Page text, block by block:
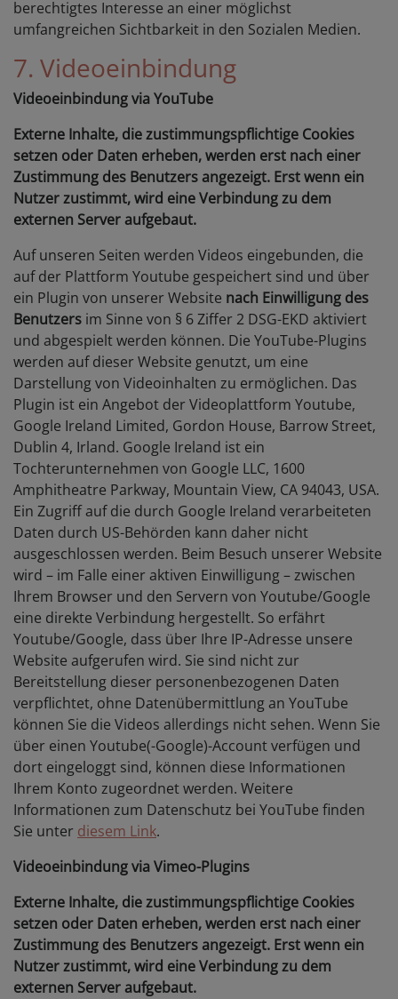
berechtigtes Interesse an einer möglichst
umfangreichen Sichtbarkeit in den Sozialen Medien.
7. Videoeinbindung
Videoeinbindung via YouTube
Externe Inhalte, die zustimmungspflichtige Cookies
setzen oder Daten erheben, werden erst nach einer
Zustimmung des Benutzers angezeigt. Erst wenn ein
Nutzer zustimmt, wird eine Verbindung zu dem
externen Server aufgebaut.
Auf unseren Seiten werden Videos eingebunden, die
auf der Plattform Youtube gespeichert sind und über
ein Plugin von unserer Website nach Einwilligung des
Benutzers im Sinne von § 6 Ziffer 2 DSG-EKD aktiviert
und abgespielt werden können. Die YouTube-Plugins
werden auf dieser Website genutzt, um eine
Darstellung von Videoinhalten zu ermöglichen. Das
Plugin ist ein Angebot der Videoplattform Youtube,
Google Ireland Limited, Gordon House, Barrow Street,
Dublin 4, Irland. Google Ireland ist ein
Tochterunternehmen von Google LLC, 1600
Amphitheatre Parkway, Mountain View, CA 94043, USA.
Ein Zugriff auf die durch Google Ireland verarbeiteten
Daten durch US-Behörden kann daher nicht
ausgeschlossen werden. Beim Besuch unserer Website
wird – im Falle einer aktiven Einwilligung – zwischen
Ihrem Browser und den Servern von Youtube/Google
eine direkte Verbindung hergestellt. So erfährt
Youtube/Google, dass über Ihre IP-Adresse unsere
Website aufgerufen wird. Sie sind nicht zur
Bereitstellung dieser personenbezogenen Daten
verpflichtet, ohne Datenübermittlung an YouTube
können Sie die Videos allerdings nicht sehen. Wenn Sie
über einen Youtube(-Google)-Account verfügen und
dort eingeloggt sind, können diese Informationen
Ihrem Konto zugeordnet werden. Weitere
Informationen zum Datenschutz bei YouTube finden
Sie unter diesem Link.
Videoeinbindung via Vimeo-Plugins
Externe Inhalte, die zustimmungspflichtige Cookies
setzen oder Daten erheben, werden erst nach einer
Zustimmung des Benutzers angezeigt. Erst wenn ein
Nutzer zustimmt, wird eine Verbindung zu dem
externen Server aufgebaut.